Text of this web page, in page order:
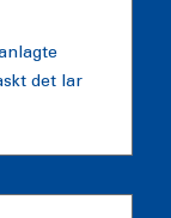
det lar